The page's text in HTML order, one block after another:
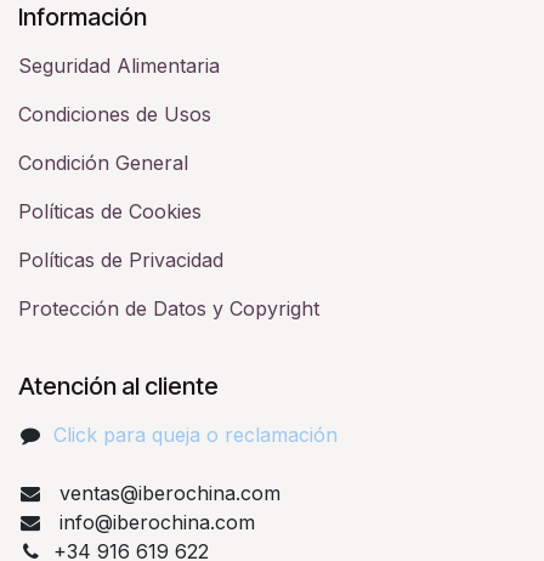
Información
Seguridad Alimentaria
Condiciones de Usos
Condición General
Políticas de Cookies
Políticas de Privacidad
Protección de Datos y Copyright
Atención al cliente
Click para queja o reclamación​
ventas@iberochina.com
info@iberochina.com
+34 916 619 622